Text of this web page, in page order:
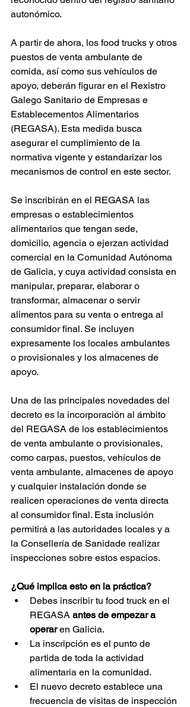
autonómico.
A partir de ahora, los food trucks y otros
puestos de venta ambulante de
comida, así como sus vehículos de
apoyo, deberán figurar en el Rexistro
Galego Sanitario de Empresas e
Establecementos Alimentarios
(REGASA). Esta medida busca
asegurar el cumplimiento de la
normativa vigente y estandarizar los
mecanismos de control en este sector.
Se inscribirán en el REGASA las
empresas o establecimientos
alimentarios que tengan sede,
domicilio, agencia o ejerzan actividad
comercial en la Comunidad Autónoma
de Galicia, y cuya actividad consista en
manipular, preparar, elaborar o
transformar, almacenar o servir
alimentos para su venta o entrega al
consumidor final. Se incluyen
expresamente los locales ambulantes
o provisionales y los almacenes de
apoyo.
Una de las principales novedades del
decreto es la incorporación al ámbito
del REGASA de los establecimientos
de venta ambulante o provisionales,
como carpas, puestos, vehículos de
venta ambulante, almacenes de apoyo
y cualquier instalación donde se
realicen operaciones de venta directa
al consumidor final. Esta inclusión
permitirá a las autoridades locales y a
la Consellería de Sanidade realizar
inspecciones sobre estos espacios.
¿Qué implica esto en la práctica?
Debes inscribir tu food truck en el
REGASA antes de empezar a
operar en Galicia.
La inscripción es el punto de
partida de toda la actividad
alimentaria en la comunidad.
El nuevo decreto establece una
frecuencia de visitas de inspección